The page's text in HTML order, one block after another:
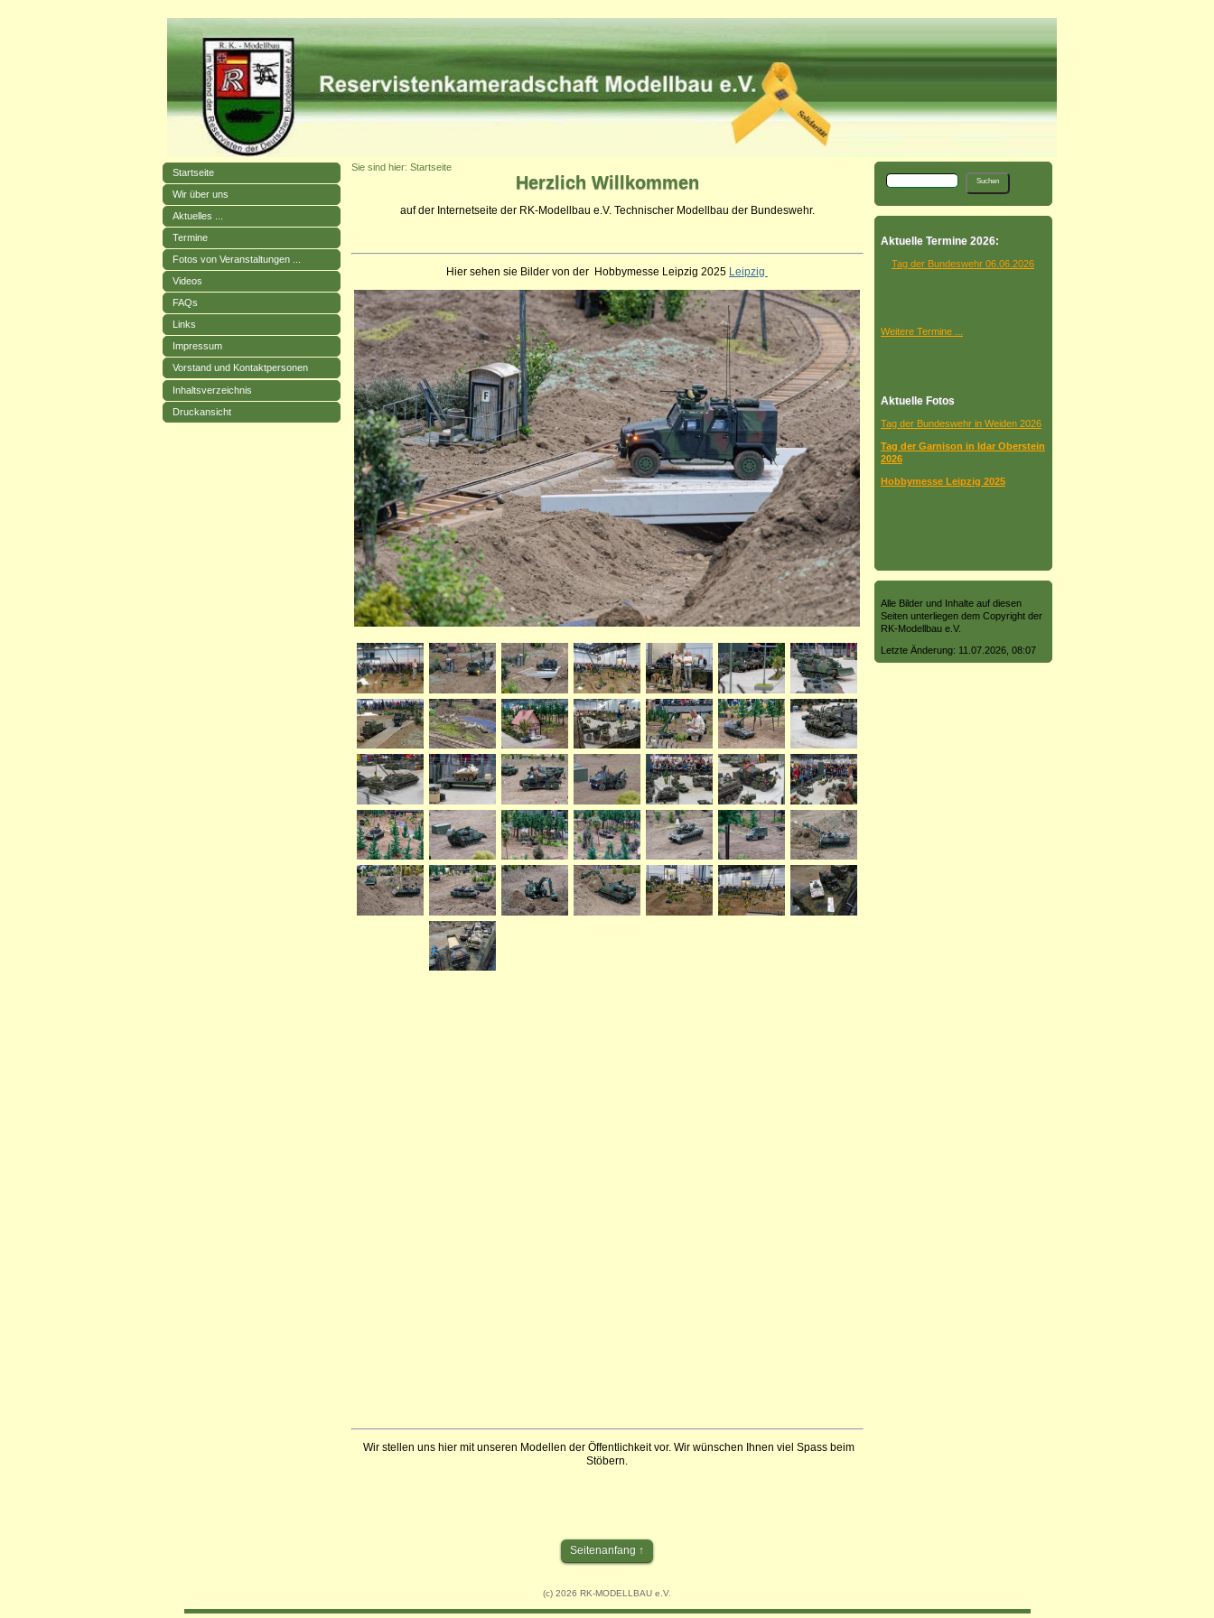
Startseite
Wir über uns
Aktuelles ...
Termine
Fotos von Veranstaltungen ...
Videos
FAQs
Links
Impressum
Vorstand und Kontaktpersonen
Inhaltsverzeichnis
Druckansicht
Sie sind hier: Startseite
Herzlich Willkommen
auf der Internetseite der RK-Modellbau e.V. Technischer Modellbau der Bundeswehr.
Hier sehen sie Bilder von der Hobbymesse Leipzig 2025 Leipzig
Wir stellen uns hier mit unseren Modellen der Öffentlichkeit vor. Wir wünschen Ihnen viel Spass beim
Stöbern.
Aktuelle Termine 2026:
Tag der Bundeswehr 06.06.2026
Weitere Termine ...
Aktuelle Fotos
Tag der Bundeswehr in Weiden 2026
Tag der Garnison in Idar Oberstein
2026
Hobbymesse Leipzig 2025
Alle Bilder und Inhalte auf diesen
Seiten unterliegen dem Copyright der
RK-Modellbau e.V.
Letzte Änderung: 11.07.2026, 08:07
Seitenanfang
(c) 2026 RK-MODELLBAU e.V.